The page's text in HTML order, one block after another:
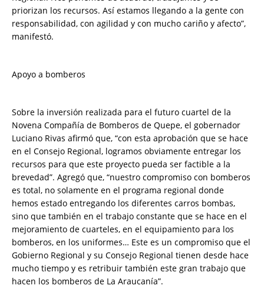
priorizan los recursos. Así estamos llegando a la gente con
responsabilidad, con agilidad y con mucho cariño y afecto”,
manifestó.
Apoyo a bomberos
Sobre la inversión realizada para el futuro cuartel de la
Novena Compañía de Bomberos de Quepe, el gobernador
Luciano Rivas afirmó que, “con esta aprobación que se hace
en el Consejo Regional, logramos obviamente entregar los
recursos para que este proyecto pueda ser factible a la
brevedad”. Agregó que, “nuestro compromiso con bomberos
es total, no solamente en el programa regional donde
hemos estado entregando los diferentes carros bombas,
sino que también en el trabajo constante que se hace en el
mejoramiento de cuarteles, en el equipamiento para los
bomberos, en los uniformes… Este es un compromiso que el
Gobierno Regional y su Consejo Regional tienen desde hace
mucho tiempo y es retribuir también este gran trabajo que
hacen los bomberos de La Araucanía”.